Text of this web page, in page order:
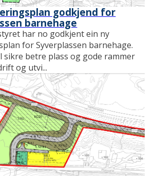
godkjend for
barnehage
har no godkjent ein ny
for Syverplassen barnehage.
sikre betre plass og gode rammer
og utvi...